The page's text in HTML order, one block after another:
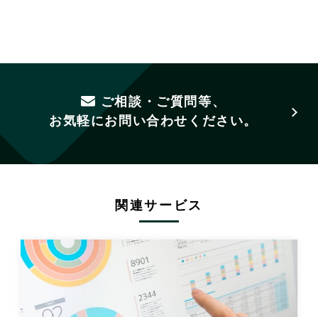
ご相談・ご質問等、
お気軽にお問い合わせください。
関連サービス